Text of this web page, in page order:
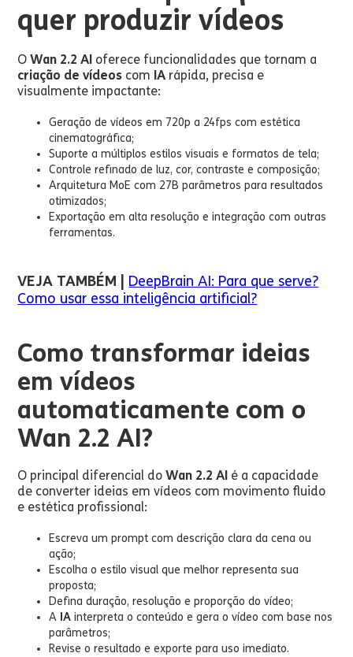
quer produzir vídeos
OWan 2.2 AI oferece funcionalidades que tornam a
criação de vídeos com IA rápida, precisa e
visualmente impactante:
Geração de vídeos em 720p a 24fps com estética
cinematográfica;
Suporte a múltiplos estilos visuais e formatos de tela;
Controle refinado de luz, cor, contraste e composição;
Arquitetura MoE com 27B parâmetros para resultados
otimizados;
Exportação em alta resolução e integração com outras
ferramentas.
VEJA TAMBÉM |
DeepBrain AI: Para que serve?
Como usar essa inteligência artificial?
Como transformar ideias
em vídeos
automaticamente com o
Wan 2.2 AI?
O principal diferencial doWan 2.2 AI é a capacidade
de converter ideias em vídeos com movimento fluido
e estética profissional:
Escreva um prompt com descrição clara da cena ou
ação;
Escolha o estilo visual que melhor representa sua
proposta;
Defina duração, resolução e proporção do vídeo;
A IA interpreta o conteúdo e gera o vídeo com base nos
parâmetros;
Revise o resultado e exporte para uso imediato.